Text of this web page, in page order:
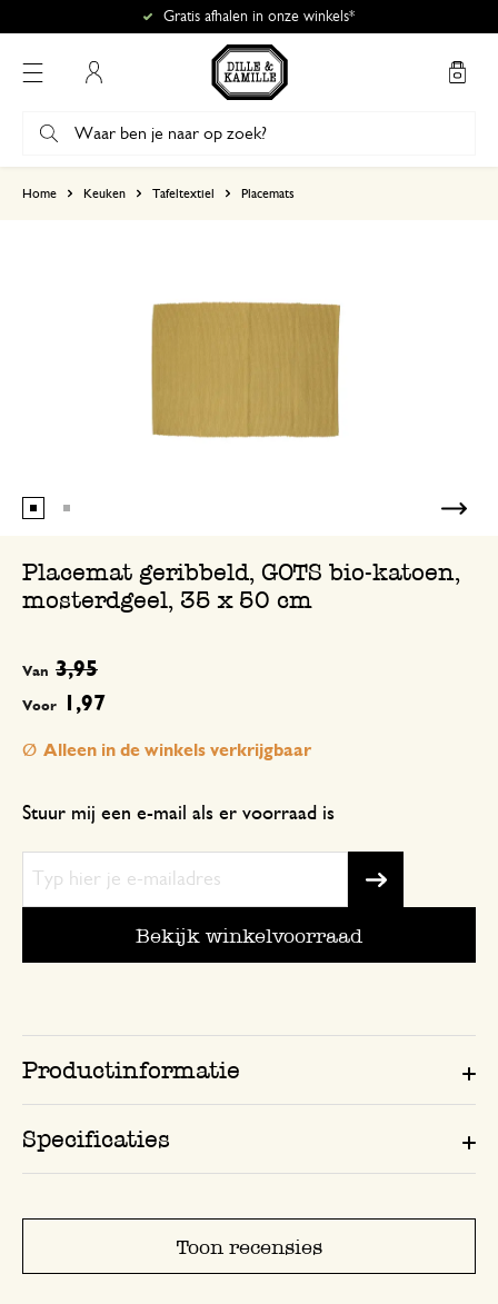
Gratis afhalen in onze winkels*
Home Keuken Tafeltextiel Placemats
Placemat geribbeld, GOTS bio-katoen,
mosterdgeel, 35 x 50 cm
Voor 1,97
Van 3,95
Stuur mij een e-mail als er voorraad is
Bekijk winkelvoorraad
Alleen in de winkels verkrijgbaar
Productinformatie
Specificaties
Toon recensies
2